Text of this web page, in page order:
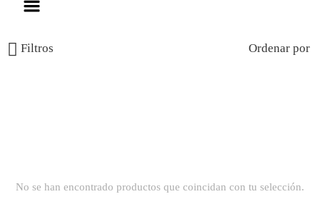
Filtros Ordenar por
No se han encontrado productos que coincidan con tu selección.